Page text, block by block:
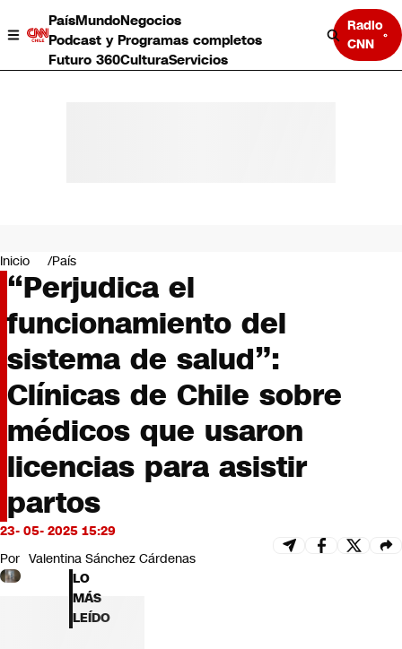
PaísMundoNegocios
Podcast y Programas completos
Futuro 360CulturaServicios
Radio
CNN
Negocios
Deportes
Programas completos
Cultura
Servicios
Bits
CNN Data
CNN tiempo
Futuro 360
Opinión
Inicio País
“Perjudica el
funcionamiento del
sistema de salud”:
Clínicas de Chile sobre
médicos que usaron
licencias para asistir
partos
23- 05- 2025 15:29
Por Valentina Sánchez Cárdenas
LO
MÁS
LEÍDO